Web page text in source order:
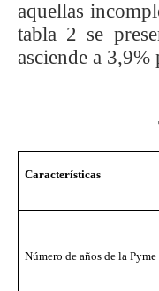
aquellas
tabla 2 se
asciende a
Características
Número de años de la Pyme